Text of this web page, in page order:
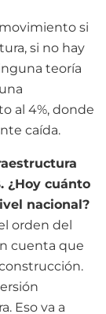
si
si no hay
teoría
al 4%, donde
caída.
¿Hoy cuánto
nacional?
orden del
cuenta que
Eso va a